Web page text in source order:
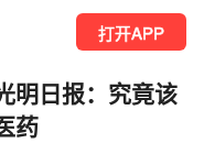
打开APP
明日报：究竟该
药